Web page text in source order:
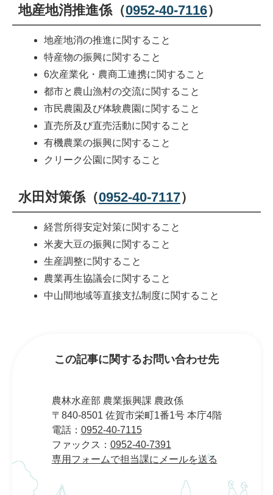
地産地消推進係（0952-40-7116）
地産地消の推進に関すること
特産物の振興に関すること
6次産業化・農商工連携に関すること
都市と農山漁村の交流に関すること
市民農園及び体験農園に関すること
直売所及び直売活動に関すること
有機農業の振興に関すること
クリーク公園に関すること
水田対策係（0952-40-7117）
経営所得安定対策に関すること
米麦大豆の振興に関すること
生産調整に関すること
農業再生協議会に関すること
中山間地域等直接支払制度に関すること
この記事に関するお問い合わせ先
農林水産部 農業振興課 農政係
〒840-8501 佐賀市栄町1番1号 本庁4階
電話： 0952-40-7115
ファックス： 0952-40-7391
専用フォームで担当課にメールを送る